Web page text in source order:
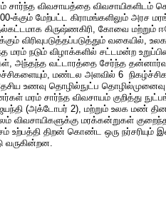
சார்ந்த விவசாயத்தை விவசாயிகளிடம்
க்கும் மேற்பட்ட கிராமங்களிலும் அரச
கிருஷ்ணகிரி, கோவை
விரிவுபடுத்தப்படுத்தும் வகையில்,
நடும் விழாக்களில் சட்டமன்ற
அந்தந்த வட்டாரத்தை சேர்ந்த
மண்டல அளவில் 6
உணவு தொழில்நுட்ப
மரம் சார்ந்த விவசாயம் குறித்து
(அக்டோபர் 2), மற்றும் உலக மண்
விவசாயிகளுக்கு மரக்கன்றுகள்
திறன் கொண்ட ஒரு நர்சரியும்
வருகின்றன.